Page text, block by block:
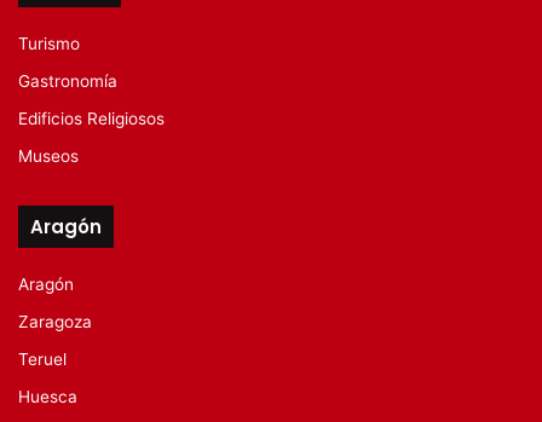
Turismo
Gastronomía
Edificios Religiosos
Museos
Aragón
Aragón
Zaragoza
Teruel
Huesca